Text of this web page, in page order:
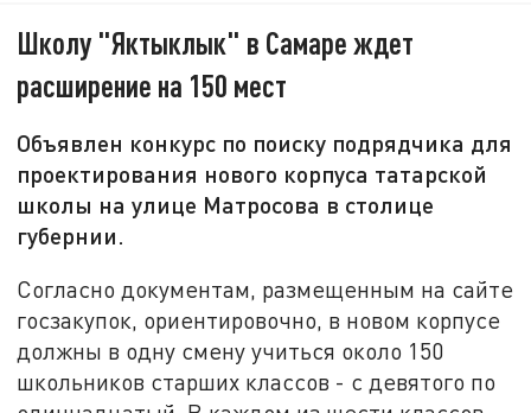
Школу "Яктыклык" в Самаре ждет
расширение на 150 мест
Объявлен конкурс по поиску подрядчика для
проектирования нового корпуса татарской
школы на улице Матросова в столице
губернии.
Согласно документам, размещенным на сайте
госзакупок, ориентировочно, в новом корпусе
должны в одну смену учиться около 150
школьников старших классов - с девятого по